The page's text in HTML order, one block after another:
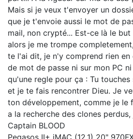
Mais si je veux t'envoyer un
que je t'envoie aussi le mot de
mail, non crypté... Est-ce là le but
alors je me trompe
te l'ai dit, je n'y comprend rien
de mot de passe ni sur mon PC
qu'une regle pour ça : Tu touches
et je te fais rencontrer Dieu. Je
ton développement, comme je le
a la recherche des clones
Captain BLOOD
Pegasos II+ iMAC (12,1) 20"